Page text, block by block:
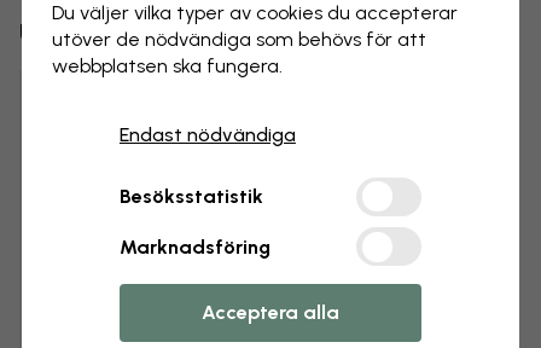
Utforska fler kategorier
Svartvita tapeter Blå tapeter
Gröna tapeter Grå tapeter
Flerfärgade tapeter Oranga tapeter
Rosa tapeter Lila tapeter Röda tapeter
Turkosa tapeter Gula tapeter
Du väljer vilka typer av cookies du accepterar
utöver de nödvändiga som behövs för att
webbplatsen ska fungera.
Endast nödvändiga
Besöksstatistik
Marknadsföring
Acceptera alla